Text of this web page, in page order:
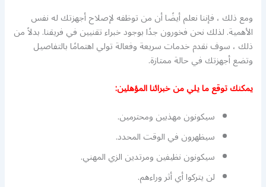
ومع ذلك ، فإننا نعلم أيضًا أن من توظفه لإصلاح أجهزتك له نفس
الأهمية. لذلك نحن فخورون جدًا بوجود خبراء تقنيين في فريقنا. بدلاً من
ذلك ، سوف نقدم خدمات سريعة وفعالة تولي اهتمامًا بالتفاصيل
وتضع أجهزتك في حالة ممتازة.
يمكنك توقع ما يلي من خبرائنا المؤهلين:
سيكونون مهذبين ومحترمين.
سيظهرون في الوقت المحدد.
سيكونون نظيفين ومرتدين الزي المهني.
لن يتركوا أي أثر وراءهم.